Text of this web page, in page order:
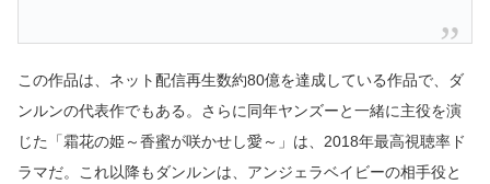
この作品は、ネット配信再生数約80億を達成している作品で、ダ
ンルンの代表作でもある。さらに同年ヤンズーと一緒に主役を演
じた「霜花の姫～香蜜が咲かせし愛～」は、2018年最高視聴率ド
ラマだ。これ以降もダンルンは、アンジェラベイビーの相手役と